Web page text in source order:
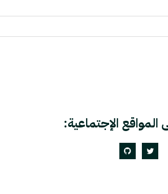
المواقع الإجتماعية:
Twitter
GitHub